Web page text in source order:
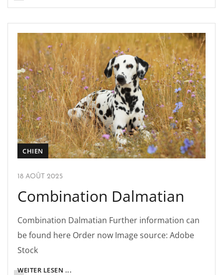
CHIEN
18 AOÛT 2025
Combination Dalmatian
Combination Dalmatian Further information can
be found here Order now Image source: Adobe
Stock
WEITER LESEN ...